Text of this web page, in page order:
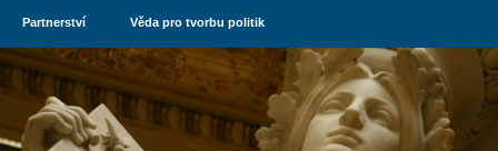
Partnerství Věda pro tvorbu politik